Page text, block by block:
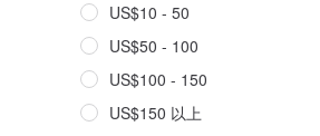
US$10 - 50
US$50 - 100
US$100 - 150
US$150 以上